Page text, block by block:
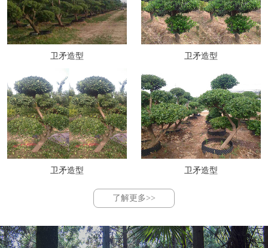
卫矛造型 卫矛造型
卫矛造型 卫矛造型
了解更多>>